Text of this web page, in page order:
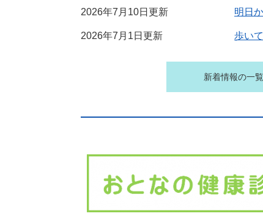
2026年7月10日更新 明日
2026年7月1日更新 歩い
新着情報の一覧